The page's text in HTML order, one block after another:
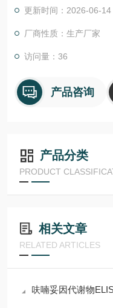
更新时间：2026-06-14
厂商性质：生产厂家
访问量：36
产品咨询
产品分类
PRODUCT
相关文章
RELATED ARTICLES
呋喃妥因代谢物